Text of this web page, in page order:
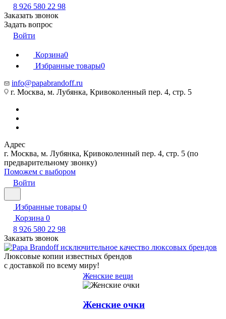
8 926 580 22 98
Заказать звонок
Задать вопрос
Войти
Корзина0
Избранные товары0
info@papabrandoff.ru
г. Москва, м. Лубянка, Кривоколенный пер. 4, стр. 5
Адрес
г. Москва, м. Лубянка, Кривоколенный пер. 4, стр. 5 (по
предварительному звонку)
Поможем с выбором
Войти
Избранные товары 0
Корзина 0
8 926 580 22 98
Заказать звонок
Люксовые копии известных брендов
с доставкой по всему миру!
Женские вещи
Женские очки